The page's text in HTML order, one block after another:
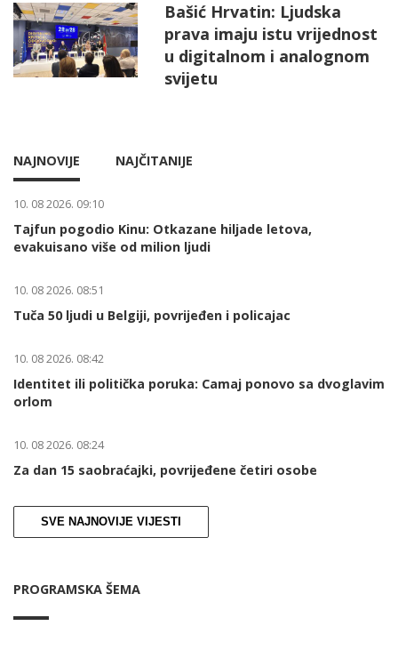
Bašić Hrvatin: Ljudska
prava imaju istu vrijednost
u digitalnom i analognom
svijetu
NAJNOVIJE NAJČITANIJE
10. 08 2026. 09:10
Tajfun pogodio Kinu: Otkazane hiljade letova,
evakuisano više od milion ljudi
10. 08 2026. 08:51
Tuča 50 ljudi u Belgiji, povrijeđen i policajac
10. 08 2026. 08:42
Identitet ili politička poruka: Camaj ponovo sa dvoglavim
orlom
10. 08 2026. 08:24
Za dan 15 saobraćajki, povrijeđene četiri osobe
SVE NAJNOVIJE VIJESTI
PROGRAMSKA ŠEMA